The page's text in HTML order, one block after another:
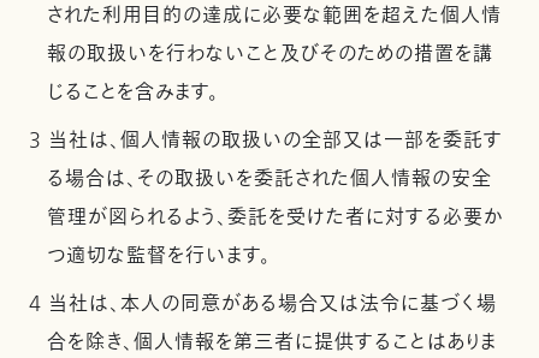
された利用目的の達成に必要な範囲を超えた個人情
報の取扱いを行わないこと及びそのための措置を講
じることを含みます。
3 当社は、個人情報の取扱いの全部又は一部を委託す
る場合は、その取扱いを委託された個人情報の安全
管理が図られるよう、委託を受けた者に対する必要か
つ適切な監督を行います。
4 当社は、本人の同意がある場合又は法令に基づく場
合を除き、個人情報を第三者に提供することはありま